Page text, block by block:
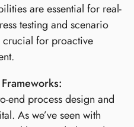
are essential for real-
testing and scenario
crucial for proactive
end process design and
As we’ve seen with